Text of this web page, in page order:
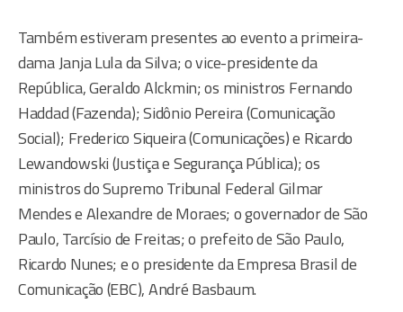
Também estiveram presentes ao evento a primeira-
dama Janja Lula da Silva; o vice-presidente da
República, Geraldo Alckmin; os ministros Fernando
Haddad (Fazenda); Sidônio Pereira (Comunicação
Social); Frederico Siqueira (Comunicações) e Ricardo
Lewandowski (Justiça e Segurança Pública); os
ministros do Supremo Tribunal Federal Gilmar
Mendes e Alexandre de Moraes; o governador de São
Paulo, Tarcísio de Freitas; o prefeito de São Paulo,
Ricardo Nunes; e o presidente da Empresa Brasil de
Comunicação (EBC), André Basbaum.